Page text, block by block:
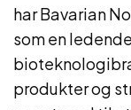
har Bavarian
som en
produkter og